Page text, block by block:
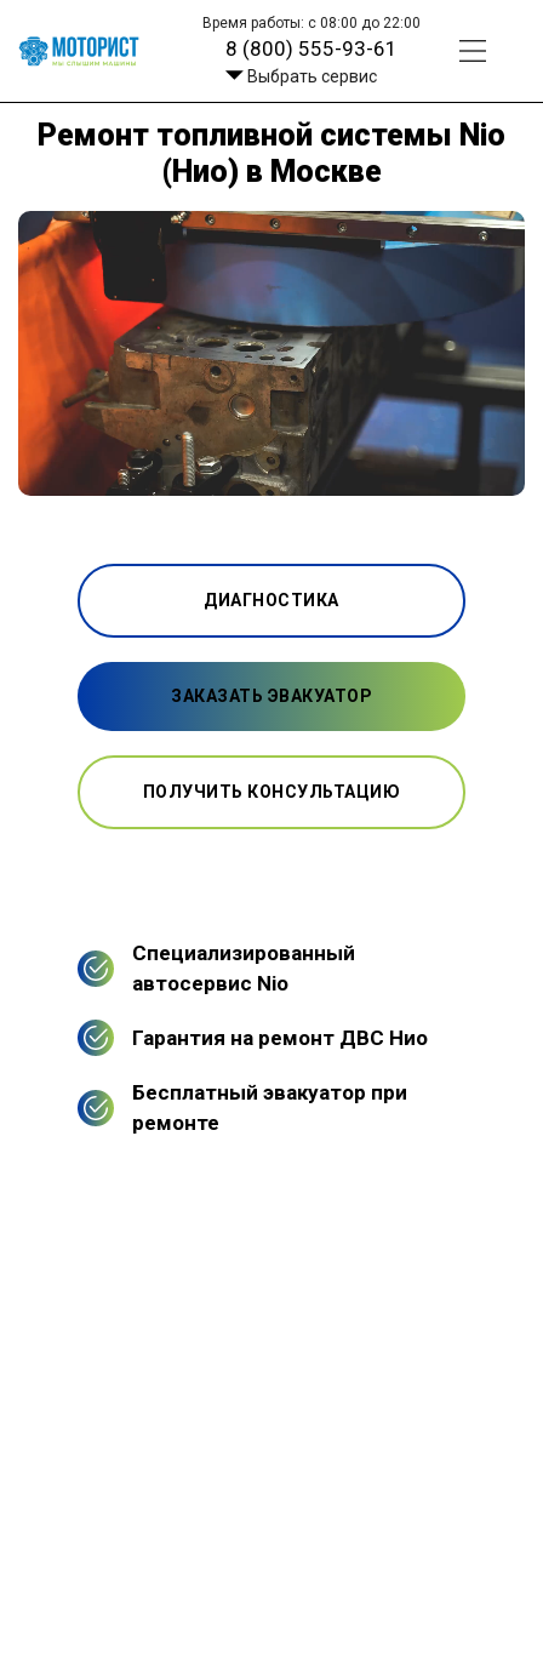
Время работы: с 08:00 до 22:00
8 (800) 555-93-61
Выбрать сервис
Ремонт топливной системы Nio
(Нио) в Москве
ДИАГНОСТИКА
ЗАКАЗАТЬ ЭВАКУАТОР
ПОЛУЧИТЬ КОНСУЛЬТАЦИЮ
Специализированный
автосервис Nio
Гарантия на ремонт ДВС Нио
Бесплатный эвакуатор при
ремонте